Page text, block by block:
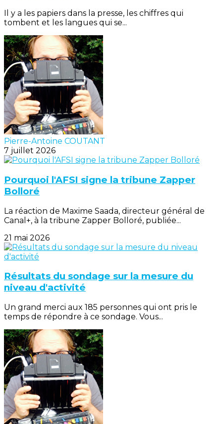
Il y a les papiers dans la presse, les chiffres qui
tombent et les langues qui se...
Pierre-Antoine COUTANT
7 juillet 2026
Pourquoi l'AFSI signe la tribune Zapper
Bolloré
La réaction de Maxime Saada, directeur général de
Canal+, à la tribune Zapper Bolloré, publiée...
21 mai 2026
Résultats du sondage sur la mesure du
niveau d'activité
Un grand merci aux 185 personnes qui ont pris le
temps de répondre à ce sondage. Vous...